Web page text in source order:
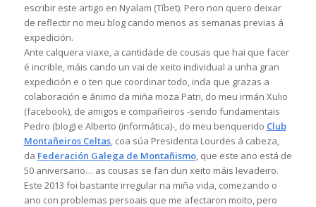
escribir este artigo en Nyalam (Tíbet). Pero non quero deixar
de reflectir no meu blog cando menos as semanas previas á
expedición.
Ante calquera viaxe, a cantidade de cousas que hai que facer
é incrible, máis cando un vai de xeito individual a unha gran
expedición e o ten que coordinar todo, inda que grazas a
colaboración e ánimo da miña moza Patri, do meu irmán Xulio
(facebook), de amigos e compañeiros -sendo fundamentais
Pedro (blog) e Alberto (informática)-, do meu benquerido Club
Montañeiros Celtas, coa súa Presidenta Lourdes á cabeza,
da Federación Galega de Montañismo, que este ano está de
50 aniversario… as cousas se fan dun xeito máis levadeiro.
Este 2013 foi bastante irregular na miña vida, comezando o
ano con problemas persoais que me afectaron moito, pero